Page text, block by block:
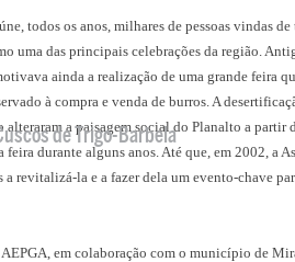
todos os anos, milhares de pessoas vindas
uma das principais celebrações da região.
ainda a realização de uma grande feira
à compra e venda de burros. A
a paisagem social do Planalto a partir
feira durante alguns anos. Até que, em 2002, a
a revitalizá-la e a fazer dela um evento-chave
AEPGA, em colaboração com o município de
de Trigo-Barbela